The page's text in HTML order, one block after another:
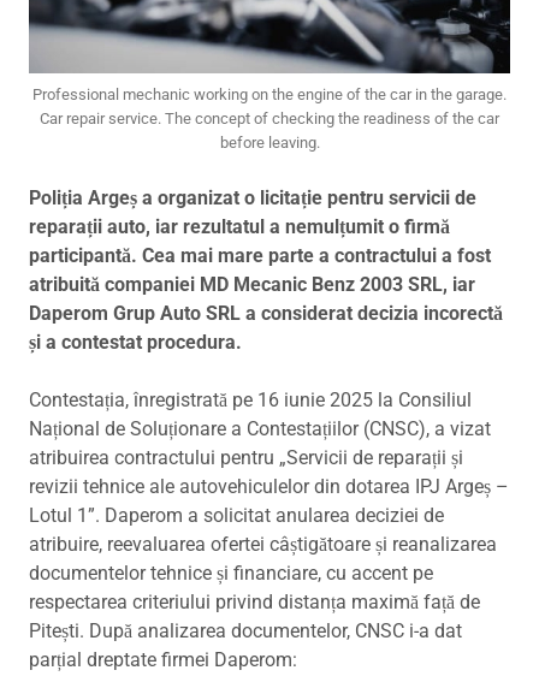
Professional mechanic working on the engine of the car in the garage.
Car repair service. The concept of checking the readiness of the car
before leaving.
Poliția Argeș a organizat o licitație pentru servicii de
reparații auto, iar rezultatul a nemulțumit o firmă
participantă. Cea mai mare parte a contractului a fost
atribuită companiei MD Mecanic Benz 2003 SRL, iar
Daperom Grup Auto SRL a considerat decizia incorectă
și a contestat procedura.
Contestația, înregistrată pe 16 iunie 2025 la Consiliul
Național de Soluționare a Contestațiilor (CNSC), a vizat
atribuirea contractului pentru „Servicii de reparații și
revizii tehnice ale autovehiculelor din dotarea IPJ Argeș –
Lotul 1”. Daperom a solicitat anularea deciziei de
atribuire, reevaluarea ofertei câștigătoare și reanalizarea
documentelor tehnice și financiare, cu accent pe
respectarea criteriului privind distanța maximă față de
Pitești. După analizarea documentelor, CNSC i-a dat
parțial dreptate firmei Daperom: